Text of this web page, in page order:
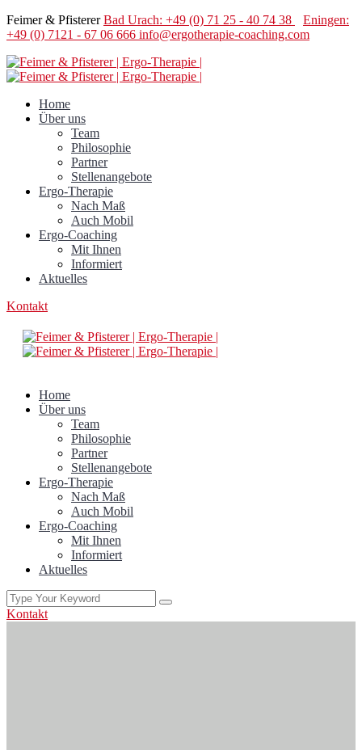
Feimer & PfistererBad Urach: +49 (0) 71 25 - 40 74 38
Eningen:
+49 (0) 7121 - 67 06 666 info@ergotherapie-coaching.com
Home
Über uns
Team
Philosophie
Partner
Stellenangebote
Ergo-Therapie
Nach Maß
Auch Mobil
Ergo-Coaching
Mit Ihnen
Informiert
Aktuelles
Kontakt
Home
Über uns
Team
Philosophie
Partner
Stellenangebote
Ergo-Therapie
Nach Maß
Auch Mobil
Ergo-Coaching
Mit Ihnen
Informiert
Aktuelles
Kontakt